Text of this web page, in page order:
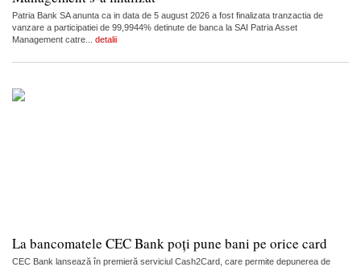
Patria Bank SA anunta ca in data de 5 august 2026 a fost finalizata tranzactia de
vanzare a participatiei de 99,9944% detinute de banca la SAI Patria Asset
Management catre... detalii
La bancomatele CEC Bank poți pune bani pe orice card
CEC Bank lansează în premieră serviciul Cash2Card, care permite depunerea de